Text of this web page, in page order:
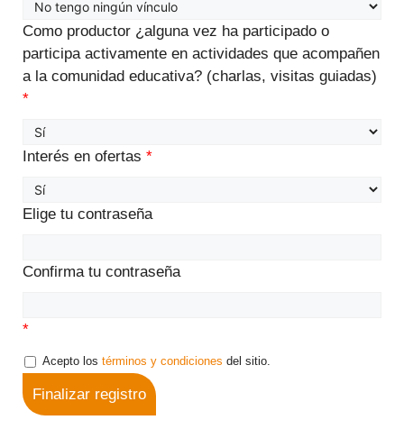
Como productor ¿alguna vez ha participado o
participa activamente en actividades que acompañen
a la comunidad educativa? (charlas, visitas guiadas)
*
Interés en ofertas *
Elige tu contraseña
Confirma tu contraseña
*
Acepto los términos y condiciones del sitio.
Finalizar registro